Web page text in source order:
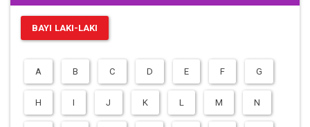
BAYI LAKI-LAKI
A B C D E F G
H I J K L M N